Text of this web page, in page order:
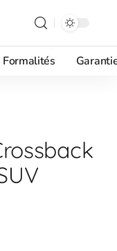
Formalités